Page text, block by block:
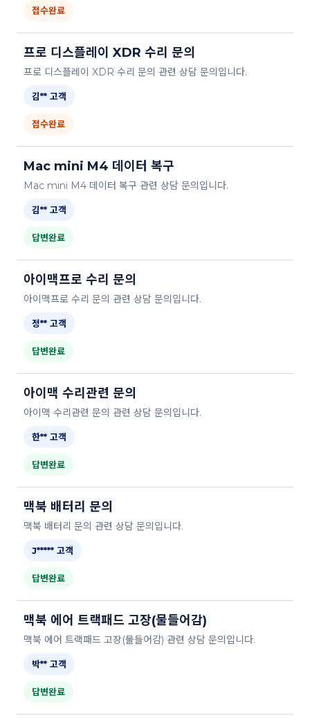
접수완료
프로 디스플레이 XDR 수리 문의
프로 디스플레이 XDR 수리 문의 관련 상담 문의입니다.
김** 고객
접수완료
Mac mini M4 데이터 복구
Mac mini M4 데이터 복구 관련 상담 문의입니다.
김** 고객
답변완료
아이맥프로 수리 문의
아이맥프로 수리 문의 관련 상담 문의입니다.
정** 고객
답변완료
아이맥 수리관련 문의
아이맥 수리관련 문의 관련 상담 문의입니다.
한** 고객
답변완료
맥북 배터리 문의
맥북 배터리 문의 관련 상담 문의입니다.
J***** 고객
답변완료
맥북 에어 트랙패드 고장(물들어감)
맥북 에어 트랙패드 고장(물들어감) 관련 상담 문의입니다.
박** 고객
답변완료